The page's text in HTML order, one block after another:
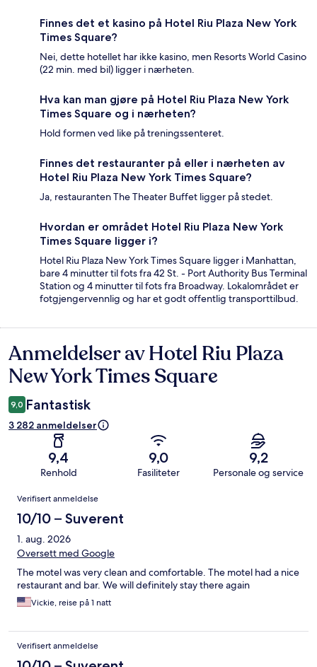
Finnes det et kasino på Hotel Riu Plaza New York
Times Square?
Nei, dette hotellet har ikke kasino, men Resorts World Casino
(22 min. med bil) ligger i nærheten.
Hva kan man gjøre på Hotel Riu Plaza New York
Times Square og i nærheten?
Hold formen ved like på treningssenteret.
Finnes det restauranter på eller i nærheten av
Hotel Riu Plaza New York Times Square?
Ja, restauranten The Theater Buffet ligger på stedet.
Hvordan er området Hotel Riu Plaza New York
Times Square ligger i?
Hotel Riu Plaza New York Times Square ligger i Manhattan,
bare 4 minutter til fots fra 42 St. - Port Authority Bus Terminal
Station og 4 minutter til fots fra Broadway. Lokalområdet er
fotgjengervennlig og har et godt offentlig transporttilbud.
Anmeldelser
Anmeldelser av Hotel Riu Plaza
New York Times Square
9,0 Fantastisk
3 282 anmeldelser
9,4
Renhold
9,0
Fasiliteter
9,2
Personale og service
Anmeldelser
Verifisert anmeldelse
10/10 – Suverent
1. aug. 2026
Oversett med Google
The motel was very clean and comfortable. The motel had a nice
restaurant and bar. We will definitely stay there again
Vickie, reise på 1 natt
Verifisert anmeldelse